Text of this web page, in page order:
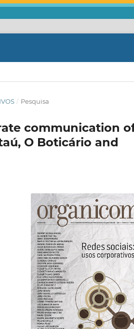
/ Pesquisa
communication
O Boticário and